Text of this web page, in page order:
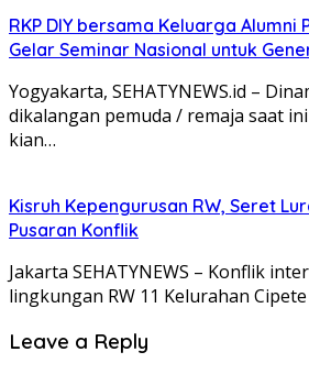
RKP DIY bersama Keluarga Alumni
Gelar Seminar Nasional untuk
Yogyakarta, SEHATYNEWS.id –
dikalangan pemuda / remaja saat
kian…
Kisruh Kepengurusan RW, Seret
Pusaran Konflik
Jakarta SEHATYNEWS – Konflik
lingkungan RW 11 Kelurahan
Leave a Reply